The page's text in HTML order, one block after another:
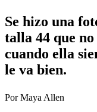
Se hizo una
talla 44 que
cuando ella
le va bien.
PorMaya Allen